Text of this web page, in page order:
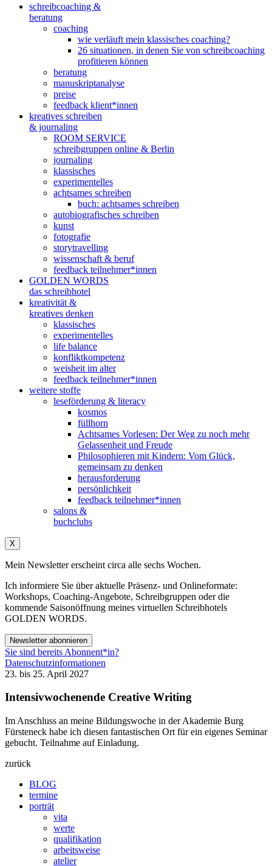
schreibcoaching &
beratung
coaching
wie verläuft mein klassisches coaching?
26 situationen, in denen Sie von schreibcoaching
profitieren können
beratung
manuskriptanalyse
preise
feedback klient*innen
kreatives schreiben
& journaling
ROOM SERVICE
schreibgruppen online & Berlin
journaling
klassisches
experimentelles
achtsames schreiben
buch: achtsames schreiben
autobiografisches schreiben
kunst
fotografie
storytravelling
wissenschaft & beruf
feedback teilnehmer*innen
GOLDEN WORDS
das schreibhotel
kreativität &
kreatives denken
klassisches
experimentelles
life balance
konfliktkompetenz
weisheit im alter
feedback teilnehmer*innen
weitere stoffe
leseförderung & literacy
kosmos
füllhorn
Achtsames Vorlesen: Der Weg zu noch mehr
Gelassenheit und Freude
Philosophieren mit Kindern: Vom Glück,
gemeinsam zu denken
herausforderung
persönlichkeit
feedback teilnehmer*innen
salons &
buchclubs
X
Mein Newsletter erscheint circa alle sechs Wochen.
Ich informiere Sie über aktuelle Präsenz- und Onlineformate:
Workshops, Coaching-Angebote, Schreibgruppen oder die
kommende Saisonöffnung meines virtuellen Schreibhotels
GOLDEN WORDS.
Newsletter abonnieren
Sie sind bereits Abonnent*in?
Datenschutzinformationen
23. bis 25. April 2027
Intensivwochenende Creative Writing
Im Anschluss an meine Bildungswoche in der Akademie Burg
Fürsteneck habe ich diesen fantastischen Ort für ein eigenes Seminar
gebucht. Teilnahme auf Einladung.
zurück
BLOG
termine
porträt
vita
werte
qualifikation
arbeitsweise
atelier